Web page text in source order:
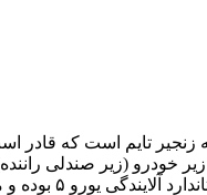
خودرو (زیر صندلی
۱۰۰ کیلومتر آن ۷.۲ لیتر است.